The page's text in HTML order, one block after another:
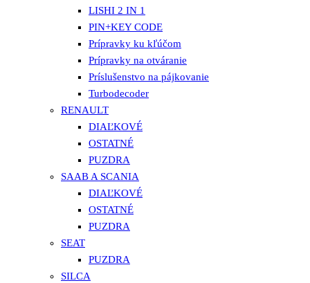
LISHI 2 IN 1
PIN+KEY CODE
Prípravky ku kľúčom
Prípravky na otváranie
Príslušenstvo na pájkovanie
Turbodecoder
RENAULT
DIAĽKOVÉ
OSTATNÉ
PUZDRA
SAAB A SCANIA
DIAĽKOVÉ
OSTATNÉ
PUZDRA
SEAT
PUZDRA
SILCA